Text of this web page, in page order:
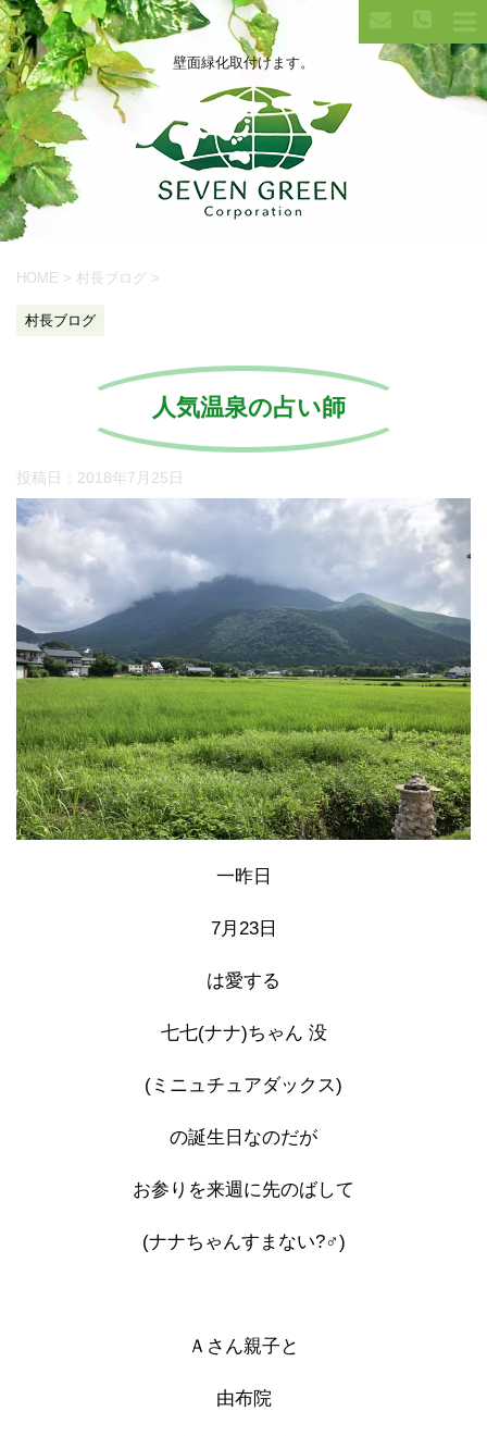
壁面緑化取付けます。
HOME > 村長ブログ >
村長ブログ
人気温泉の占い師
投稿日： 2018年7月25日
一昨日
7月23日
は愛する
七七(ナナ)ちゃん 没
(ミニュチュアダックス)
の誕生日なのだが
お参りを来週に先のばして
(ナナちゃんすまない?‍♂️)
Ａさん親子と
由布院